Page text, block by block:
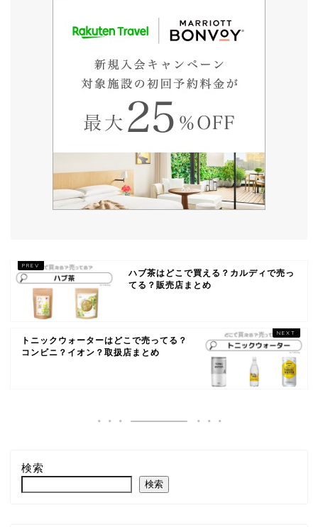
ハブ茶はどこで買える？カルディで売っ
てる？販売店まとめ
トニックウォーターはどこで売ってる？
コンビニ？イオン？取扱店まとめ
検索
検索